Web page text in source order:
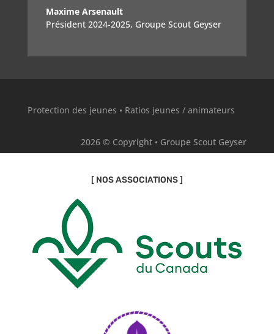
Maxime Arsenault
Président 2024-2025, Groupe Scout Geyser
Protection des jeunes • Ratios jeunes / animateurs
2026 © Copyright • Groupe Scout Geyser
[ NOS ASSOCIATIONS ]